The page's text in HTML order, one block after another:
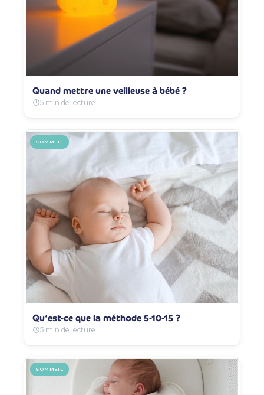
Quand mettre une veilleuse à bébé ?
5 min de lecture
SOMMEIL
Qu’est-ce que la méthode 5-10-15 ?
5 min de lecture
SOMMEIL